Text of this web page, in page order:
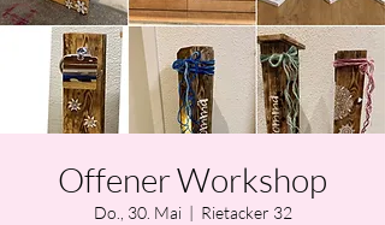
Offener Workshop
Do., 30. Mai
  |
Rietacker 32